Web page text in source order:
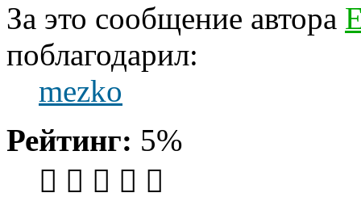
За это сообщение автора
поблагодарил:
mezko
Рейтинг: 5%